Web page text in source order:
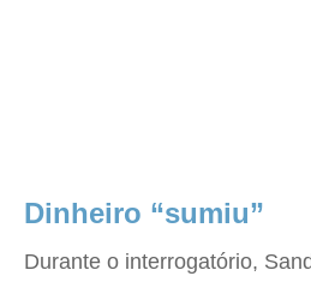
Dinheiro “sumiu”
Durante o interrogatório,